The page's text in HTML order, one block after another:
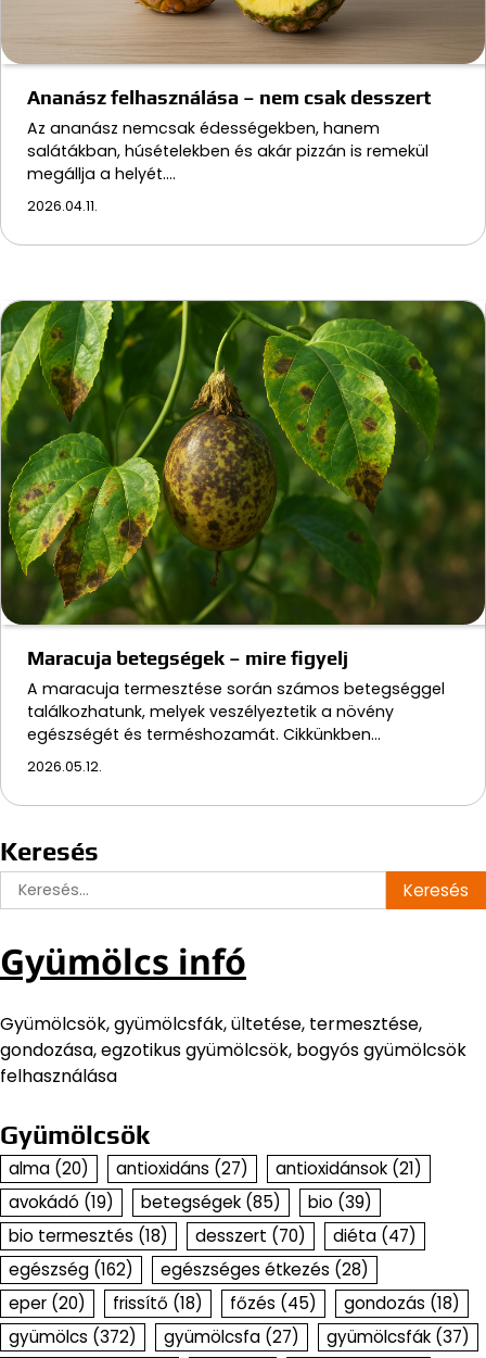
Ananász felhasználása – nem csak desszert
Az ananász nemcsak édességekben, hanem
salátákban, húsételekben és akár pizzán is remekül
megállja a helyét.…
2026.04.11.
Maracuja betegségek – mire figyelj
A maracuja termesztése során számos betegséggel
találkozhatunk, melyek veszélyeztetik a növény
egészségét és terméshozamát. Cikkünkben…
2026.05.12.
Keresés
Keresés:
Gyümölcs infó
Gyümölcsök, gyümölcsfák, ültetése, termesztése,
gondozása, egzotikus gyümölcsök, bogyós gyümölcsök
felhasználása
Gyümölcsök
alma (20) antioxidáns (27) antioxidánsok (21)
avokádó (19) betegségek (85) bio (39)
bio termesztés (18) desszert (70) diéta (47)
egészség (162) egészséges étkezés (28)
eper (20) frissítő (18) főzés (45) gondozás (18)
gyümölcs (372) gyümölcsfa (27) gyümölcsfák (37)